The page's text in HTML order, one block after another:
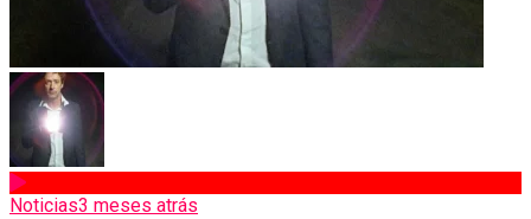
Noticias3 meses atrás